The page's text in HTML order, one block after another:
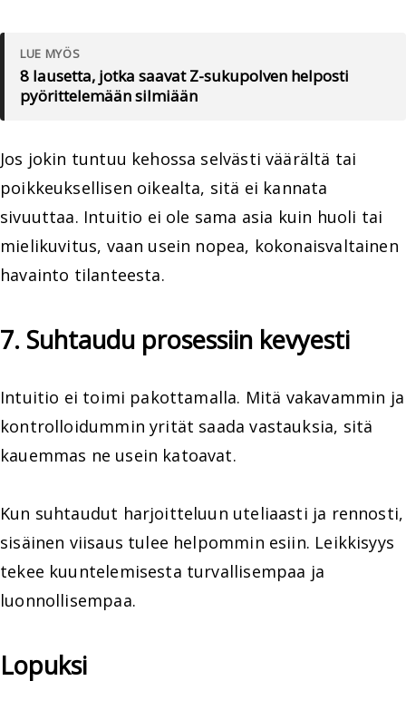
LUE MYÖS
8 lausetta, jotka saavat Z-sukupolven helposti
pyörittelemään silmiään
Jos jokin tuntuu kehossa selvästi väärältä tai
poikkeuksellisen oikealta, sitä ei kannata
sivuuttaa. Intuitio ei ole sama asia kuin huoli tai
mielikuvitus, vaan usein nopea, kokonaisvaltainen
havainto tilanteesta.
7. Suhtaudu prosessiin kevyesti
Intuitio ei toimi pakottamalla. Mitä vakavammin ja
kontrolloidummin yrität saada vastauksia, sitä
kauemmas ne usein katoavat.
Kun suhtaudut harjoitteluun uteliaasti ja rennosti,
sisäinen viisaus tulee helpommin esiin. Leikkisyys
tekee kuuntelemisesta turvallisempaa ja
luonnollisempaa.
Lopuksi